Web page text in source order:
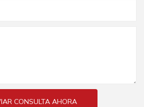
CONSULTA AHORA